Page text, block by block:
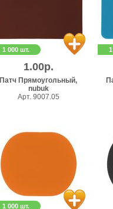
1 000 шт.
1.00р.
Патч Прямоугольный,
nubuk
Арт. 9007.05
1 000 шт.